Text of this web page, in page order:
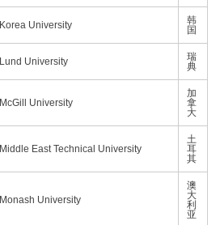
Korea University
韩
国
Lund University
瑞
典
McGill University
加
拿
大
Middle East Technical University
土
耳
其
Monash University
澳
大
利
亚